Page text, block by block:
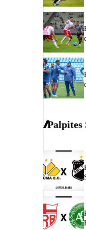
Palpites